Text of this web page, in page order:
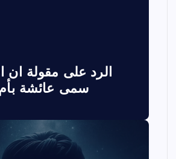
الرد على مقولة ان
سمى عائشة بأم